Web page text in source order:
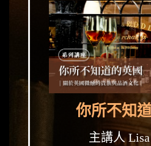
你所不知
主講人 Lisa